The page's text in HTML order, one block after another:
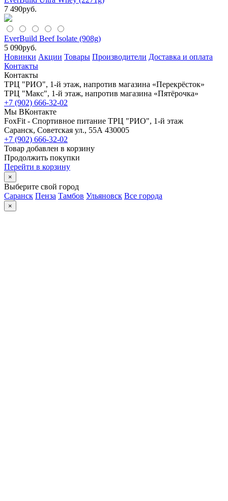
7 490руб.
EverBuild Beef Isolate (908g)
5 090руб.
Новинки Акции Товары Производители Доставка и оплата
Контакты
Контакты
ТРЦ "РИО", 1-й этаж, напротив магазина «Перекрёсток»
ТРЦ "Макс", 1-й этаж, напротив магазина «Пятёрочка»
+7 (902) 666-32-02
Мы ВКонтакте
FoxFit - Спортивное питание ТРЦ "РИО", 1-й этаж
Саранск, Советская ул., 55А 430005
+7 (902) 666-32-02
Товар добавлен в корзину
Продолжить покупки
Перейти в корзину
×
Выберите свой город
Саранск Пенза Тамбов Ульяновск Все города
×